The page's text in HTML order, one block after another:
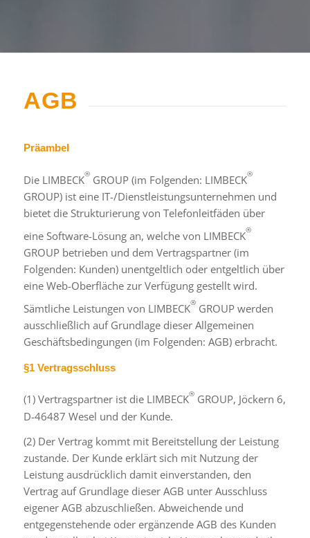
AGB
Präambel
Die LIMBECK®GROUP (im Folgenden: LIMBECK®
GROUP) ist eine IT-/Dienstleistungsunternehmen und
bietet die Strukturierung von Telefonleitfäden über
eine Software-Lösung an, welche von LIMBECK®
GROUP betrieben und dem Vertragspartner (im
Folgenden: Kunden) unentgeltlich oder entgeltlich über
eine Web-Oberfläche zur Verfügung gestellt wird.
Sämtliche Leistungen von LIMBECK®GROUP werden
ausschließlich auf Grundlage dieser Allgemeinen
Geschäftsbedingungen (im Folgenden: AGB) erbracht.
§1 Vertragsschluss
(1) Vertragspartner ist die LIMBECK®GROUP, Jöckern 6,
D-46487 Wesel und der Kunde.
(2) Der Vertrag kommt mit Bereitstellung der Leistung
zustande. Der Kunde erklärt sich mit Nutzung der
Leistung ausdrücklich damit einverstanden, den
Vertrag auf Grundlage dieser AGB unter Ausschluss
eigener AGB abzuschließen. Abweichende und
entgegenstehende oder ergänzende AGB des Kunden